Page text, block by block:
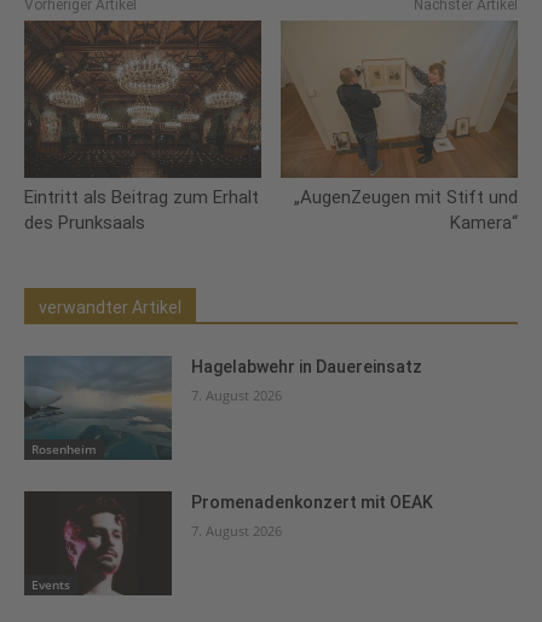
Vorheriger Artikel
Eintritt als Beitrag zum Erhalt
des Prunksaals
Nächster Artikel
„AugenZeugen mit Stift und
Kamera“
verwandter Artikel
Rosenheim
Hagelabwehr in Dauereinsatz
7. August 2026
Events
Promenadenkonzert mit OEAK
7. August 2026